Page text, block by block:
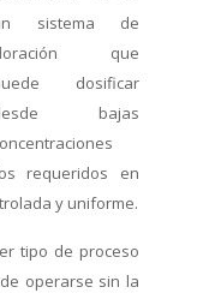
sistema de
que
dosificar
bajas
requeridos en
y uniforme.
tipo de proceso
operarse sin la